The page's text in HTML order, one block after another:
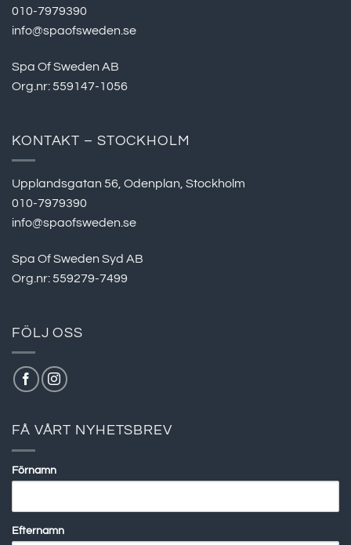
010-7979390
info@spaofsweden.se
Spa Of Sweden AB
Org.nr: 559147-1056
KONTAKT – STOCKHOLM
Upplandsgatan 56, Odenplan, Stockholm
010-7979390
info@spaofsweden.se
Spa Of Sweden Syd AB
Org.nr: 559279-7499
FÖLJ OSS
FÅ VÅRT NYHETSBREV
Förnamn
Efternamn